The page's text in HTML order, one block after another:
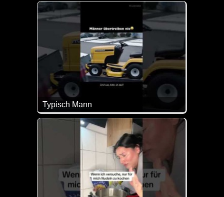
Der Olaf hat einfach immer einen besonderen
Typisch Mann
Es schaufelt zwar Schnee, aber eine